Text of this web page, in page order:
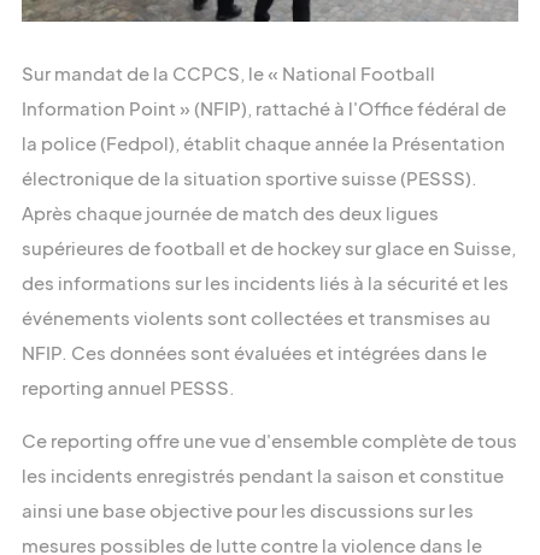
Speichergasse 6
3011 Berne
+41 (0)31 512 87 20
info@kkpks.ch
Sur mandat de la CCPCS, le « National Football
Information Point » (NFIP), rattaché à l'Office fédéral de
la police (Fedpol), établit chaque année la Présentation
électronique de la situation sportive suisse (PESSS).
Après chaque journée de match des deux ligues
supérieures de football et de hockey sur glace en Suisse,
des informations sur les incidents liés à la sécurité et les
événements violents sont collectées et transmises au
NFIP. Ces données sont évaluées et intégrées dans le
reporting annuel PESSS.
Ce reporting offre une vue d'ensemble complète de tous
les incidents enregistrés pendant la saison et constitue
ainsi une base objective pour les discussions sur les
mesures possibles de lutte contre la violence dans le